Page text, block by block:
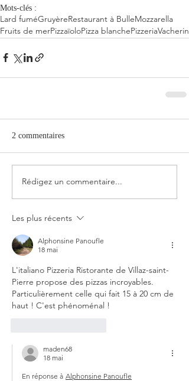
Mots-clés :
Lard fuméGruyèreRestaurant à BulleMozzarella
Fruits de merPizzaïoloPizza blanchePizzeriaVacherin
2 commentaires
Rédigez un commentaire...
Les plus récents
Alphonsine Panoufle
18 mai
L'italiano Pizzeria Ristorante de Villaz-saint-
Pierre propose des pizzas incroyables.
Particulièrement celle qui fait 15 à 20 cm de
haut ! C'est phénoménal !
maden68
18 mai
En réponse à Alphonsine Panoufle